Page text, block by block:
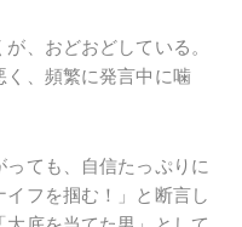
、おどおどしている。
く、頻繁に発言中に噛
ても、自信たっぷりに
イフを掴む！」と断言し